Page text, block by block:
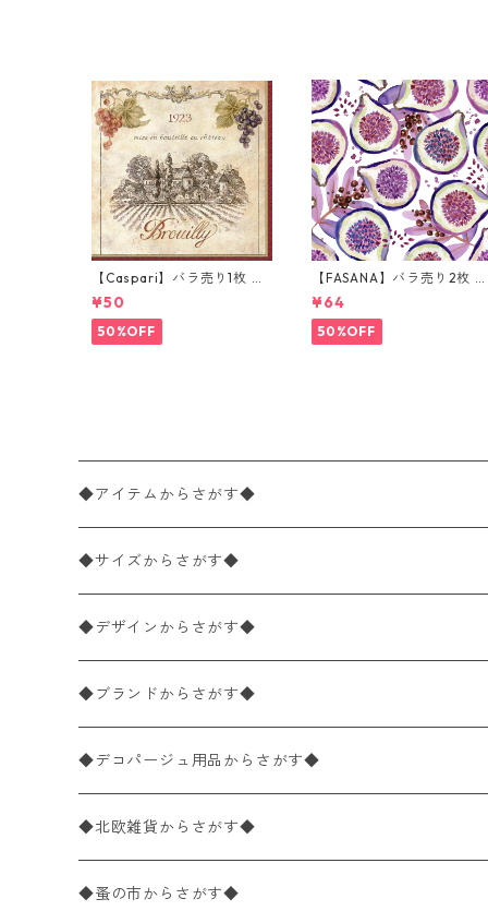
【Caspari】バラ売り1枚 カ
クテルサイズ ペーパーナプ
キン Wine Labels ベージュ
¥50
50%OFF
【FASANA】バラ売り2枚 ラ
ンチサイズ ペーパーナプキ
ン Fresh passion fruits ホ
ワイト
¥64
50%OFF
◆アイテムからさがす◆
ペーパーナプキン2枚バラ売り
ペーパーナプキン1枚バラ売り
ペーパーナプキン20枚入りパック
ペーパーナプキン10枚入りパック
ライスペーパー
ペーパーリネンナプキン
◆サイズからさがす◆
33×33cm（ランチサイズ）
バラ売り
パック売り
25×25cm（カクテルサイズ）
バラ売り
パック売り
40×40cm（ディナーサイズ）
バラ売り
パック売り
21×21cm（ポケットサイズ）
バラ売り
33cm（ラウンド）
◆デザインからさがす◆
花柄
植物・グリーン柄
動物・鳥・昆虫・蝶柄
海・魚柄
◆ブランドからさがす◆
ドイツ製 IHR/イア
ランチサイズ
カクテルサイズ
ドイツ製 Ambiente/アンビエンテ
ランチサイズ
ドイツ製 Paperproducts Design
◆デコパージュ用品からさがす◆
デコパージュ液
デコパージュ下地
◆北欧雑貨からさがす◆
シリコンモールド
◆蚤の市からさがす◆